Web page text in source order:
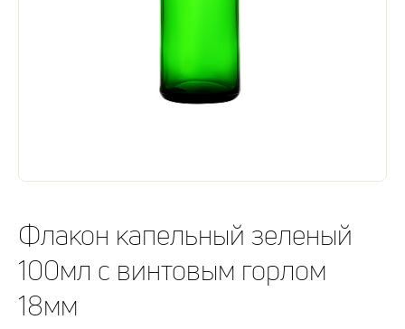
Флакон капельный зеленый
100мл с винтовым горлом
18мм